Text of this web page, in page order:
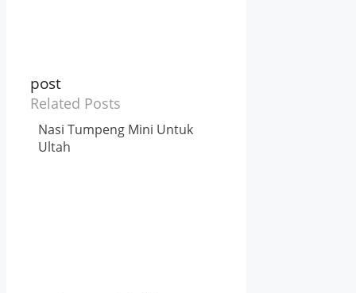
post
Related Posts
Nasi Tumpeng Mini Untuk
Ultah